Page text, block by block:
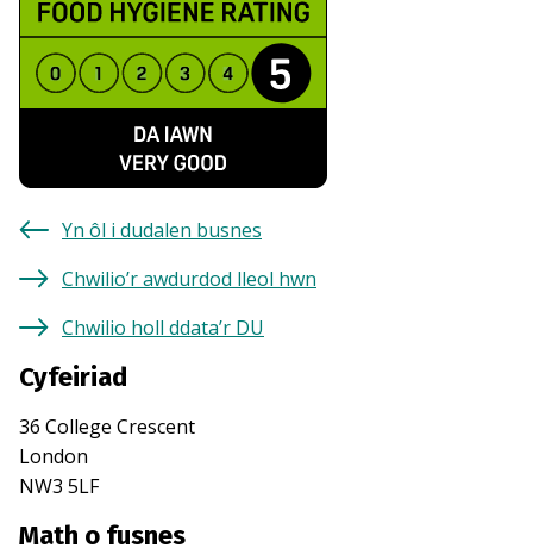
Yn ôl i dudalen busnes
Chwilio’r awdurdod lleol hwn
Chwilio holl ddata’r DU
Cyfeiriad
36 College Crescent
London
NW3 5LF
Math o fusnes